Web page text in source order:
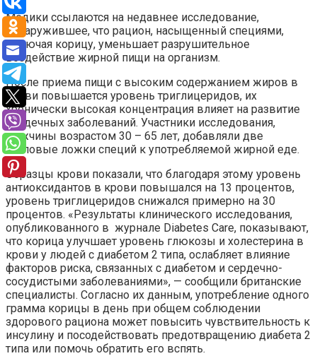
Медики ссылаются на недавнее исследование,
обнаружившее, что рацион, насыщенный специями,
включая корицу, уменьшает разрушительное
воздействие жирной пищи на организм.
После приема пищи с высоким содержанием жиров в
крови повышается уровень триглицеридов, их
хронически высокая концентрация влияет на развитие
сердечных заболеваний. Участники исследования,
мужчины возрастом 30 – 65 лет, добавляли две
столовые ложки специй к употребляемой жирной еде.
Образцы крови показали, что благодаря этому уровень
антиоксидантов в крови повышался на 13 процентов,
уровень триглицеридов снижался примерно на 30
процентов. «Результаты клинического исследования,
опубликованного в журнале Diabetes Care, показывают,
что корица улучшает уровень глюкозы и холестерина в
крови у людей с диабетом 2 типа, ослабляет влияние
факторов риска, связанных с диабетом и сердечно-
сосудистыми заболеваниями», — сообщили британские
специалисты. Согласно их данным, употребление одного
грамма корицы в день при общем соблюдении
здорового рациона может повысить чувствительность к
инсулину и посодействовать предотвращению диабета 2
типа или помочь обратить его вспять.